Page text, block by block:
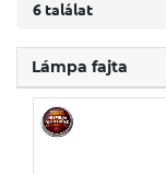
6 találat
Lámpa fajta